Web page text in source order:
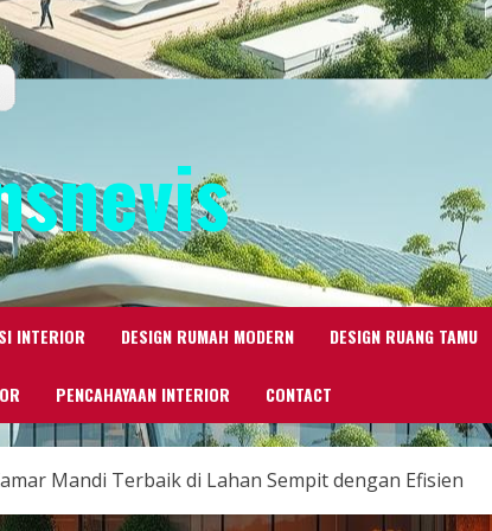
INTERIOR DESIGN RUMAH MODERN DESIGN RUANG TAMU
PENCAHAYAAN INTERIOR CONTACT
Mandi Terbaik di Lahan Sempit dengan Efisien